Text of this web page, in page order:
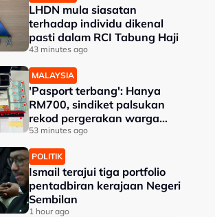
LHDN mula siasatan
terhadap individu dikenal
pasti dalam RCI Tabung Haji
43 minutes ago
MALAYSIA
'Pasport terbang': Hanya
RM700, sindiket palsukan
rekod pergerakan warga
asing
53 minutes ago
POLITIK
Ismail terajui tiga portfolio
pentadbiran kerajaan Negeri
Sembilan
1 hour ago